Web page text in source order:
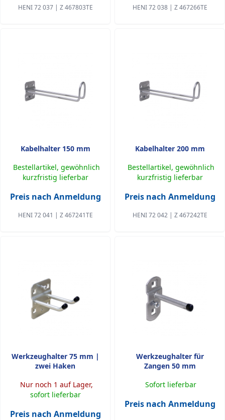
HENI 72 037 | Z 467803TE HENI 72 038 | Z 467266TE
Kabelhalter 150 mm
Bestellartikel, gewöhnlich
kurzfristig lieferbar
Preis nach Anmeldung
HENI 72 041 | Z 467241TE
Kabelhalter 200 mm
Bestellartikel, gewöhnlich
kurzfristig lieferbar
Preis nach Anmeldung
HENI 72 042 | Z 467242TE
Werkzeughalter 75 mm |
zwei Haken
Nur noch 1 auf Lager,
sofort lieferbar
Preis nach Anmeldung
Werkzeughalter für
Zangen 50 mm
Sofort lieferbar
Preis nach Anmeldung